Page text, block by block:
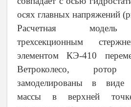
осях главных напряжений
Расчетная модель
трехсекционным
элементом КЭ-410
Ветроколесо,
замоделированы в виде
массы в верхней